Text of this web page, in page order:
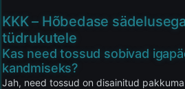
KKK – Hõbedase
tüdrukutele
Kas need tossud sobivad
kandmiseks?
Jah, need tossud on disainitud